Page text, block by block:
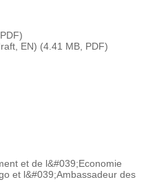
EN) (4.41 MB, PDF)